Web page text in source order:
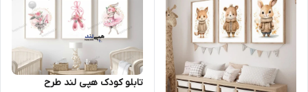
تابلو کودک هپی لند طرح